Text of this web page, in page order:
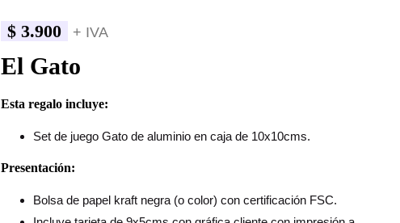
$ 3.900 + IVA
El Gato
Esta regalo incluye:
Set de juego Gato de aluminio en caja de 10x10cms.
Presentación:
Bolsa de papel kraft negra (o color) con certificación FSC.